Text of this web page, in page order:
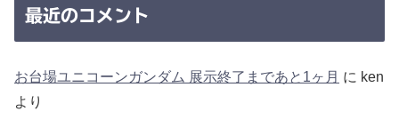
最近のコメント
お台場ユニコーンガンダム 展示終了まであと1ヶ月 に ken
より